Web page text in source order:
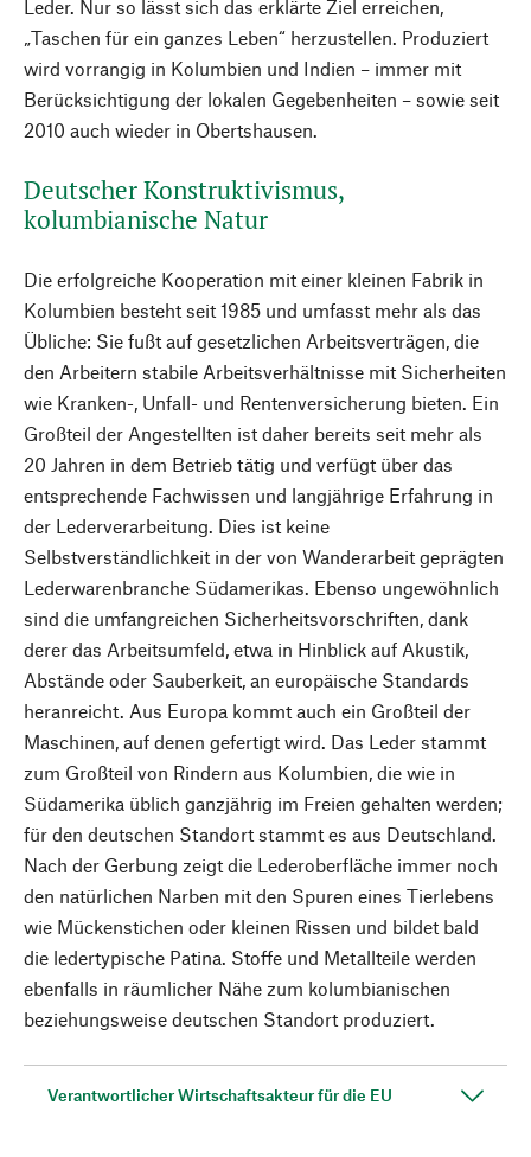
Leder. Nur so lässt sich das erklärte Ziel erreichen,
„Taschen für ein ganzes Leben“ herzustellen. Produziert
wird vorrangig in Kolumbien und Indien – immer mit
Berücksichtigung der lokalen Gegebenheiten – sowie seit
2010 auch wieder in Obertshausen.
Deutscher Konstruktivismus,
kolumbianische Natur
Die erfolgreiche Kooperation mit einer kleinen Fabrik in
Kolumbien besteht seit 1985 und umfasst mehr als das
Übliche: Sie fußt auf gesetzlichen Arbeitsverträgen, die
den Arbeitern stabile Arbeitsverhältnisse mit Sicherheiten
wie Kranken-, Unfall- und Rentenversicherung bieten. Ein
Großteil der Angestellten ist daher bereits seit mehr als
20 Jahren in dem Betrieb tätig und verfügt über das
entsprechende Fachwissen und langjährige Erfahrung in
der Lederverarbeitung. Dies ist keine
Selbstverständlichkeit in der von Wanderarbeit geprägten
Lederwarenbranche Südamerikas. Ebenso ungewöhnlich
sind die umfangreichen Sicherheitsvorschriften, dank
derer das Arbeitsumfeld, etwa in Hinblick auf Akustik,
Abstände oder Sauberkeit, an europäische Standards
heranreicht. Aus Europa kommt auch ein Großteil der
Maschinen, auf denen gefertigt wird. Das Leder stammt
zum Großteil von Rindern aus Kolumbien, die wie in
Südamerika üblich ganzjährig im Freien gehalten werden;
für den deutschen Standort stammt es aus Deutschland.
Nach der Gerbung zeigt die Lederoberfläche immer noch
den natürlichen Narben mit den Spuren eines Tierlebens
wie Mückenstichen oder kleinen Rissen und bildet bald
die ledertypische Patina. Stoffe und Metallteile werden
ebenfalls in räumlicher Nähe zum kolumbianischen
beziehungsweise deutschen Standort produziert.
Verantwortlicher Wirtschaftsakteur für die EU